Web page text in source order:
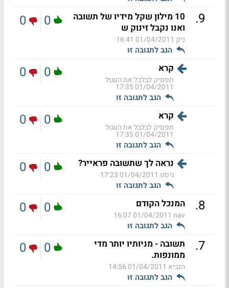
9
.
10 מילון שקל מידיו של תשובה
ואנו נקבל זינוק ש
ניק 01/04/2011 16:41
הגב לתגובה זו
0
0
קרא
תפסיק לבלבל את העגול
01/04/2011 17:35
הגב לתגובה זו
0
0
קרא
תפסיק לבלבל את העגול
01/04/2011 17:35
הגב לתגובה זו
0
0
נראה לך שתשובה פראייר?
גיסנו 01/04/2011 17:23
הגב לתגובה זו
0
0
8
. המנכל הקודם
nav
01/04/2011 16:07
הגב לתגובה זו
0
0
7
.
תשובה - מניותיו יותר מדי
ממונפות.
הנביא 01/04/2011 14:56
הגב לתגובה זו
0
0